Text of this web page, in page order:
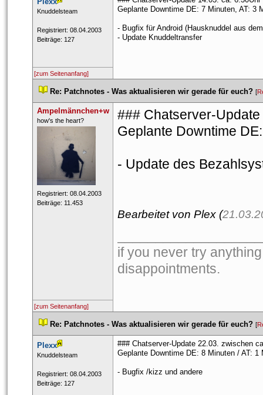
​Knuddelsteam
Registriert: 08.04.2003
Beiträge: 127
Geplante Downtime DE: 7 Minuten, AT: 3
- Bugfix für Android (Hausknuddel aus
- Update Knuddeltransfer
[zum Seitenanfang]
Re: Patchnotes - Was aktualisieren wir gerade für euch? [
Ampelmännchen+w
​how's the heart?
Registriert: 08.04.2003
Beiträge: 11.453
### Chatserver-
Geplante Downtime
- Update des
Bearbeitet von Plex (
if you never try
disappointments.
[zum Seitenanfang]
Re: Patchnotes - Was aktualisieren wir gerade für euch? [
Plexx
​Knuddelsteam
Registriert: 08.04.2003
Beiträge: 127
### Chatserver-Update 22.03. zwischen
Geplante Downtime DE: 8 Minuten / AT: 1
- Bugfix /kizz und andere